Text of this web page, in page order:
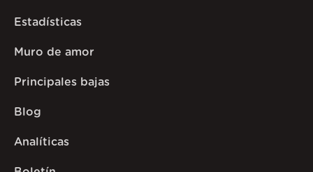
Estadísticas
Muro de amor
Principales bajas
Blog
Analíticas